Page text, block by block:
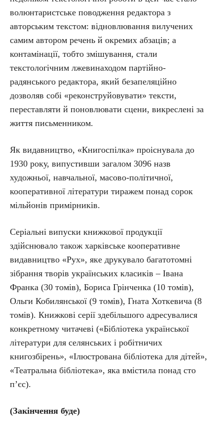
волюнтаристське поводження редактора з
авторським текстом: відновлювання вилучених
самим автором речень й окремих абзаців; а
контамінації, тобто змішування, стали
текстологічним лжевинаходом партійно-
радянського редактора, який безапеляційно
дозволяв собі «реконструйовувати» тексти,
переставляти й поновлювати сцени, викреслені за
життя письменником.
Як видавництво, «Книгоспілка» проіснувала до
1930 року, випустивши загалом 3096 назв
художньої, навчальної, масово-політичної,
кооперативної літератури тиражем понад сорок
мільйонів примірників.
Серіальні випуски книжкової продукції
здійснювало також харківське кооперативне
видавництво «Рух», яке друкувало багатотомні
зібрання творів українських класиків – Івана
Франка (30 томів), Бориса Грінченка (10 томів),
Ольги Кобилянської (9 томів), Гната Хоткевича (8
томів). Книжкові серії здебільшого адресувалися
конкретному читачеві («Бібліотека української
літератури для селянських і робітничих
книгозбірень», «Ілюстрована бібліотека для дітей»,
«Театральна бібліотека», яка вмістила понад сто
п’єс).
(Закінчення буде)